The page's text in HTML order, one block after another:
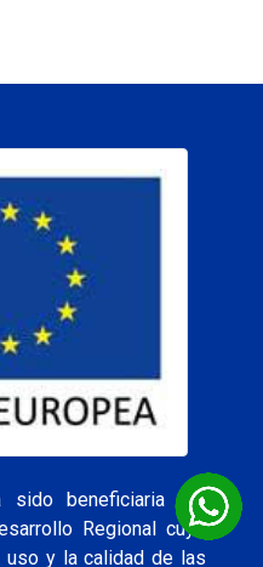
sido beneficiaria del
Regional cuyo
y la calidad de las